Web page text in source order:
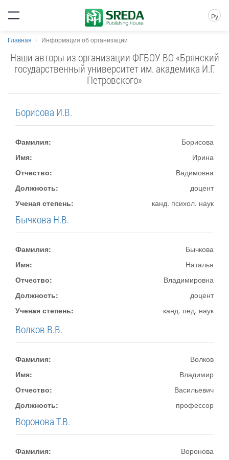
Ру
Главная Информация об организации
Наши авторы из организации ФГБОУ ВО «Брянский
государственный университет им. академика И.Г.
Петровского»
Борисова И.В.
Фамилия:
Борисова
Имя:
Ирина
Отчество:
Вадимовна
Должность:
доцент
Ученая степень:
канд. психол. наук
Бычкова Н.В.
Фамилия:
Бычкова
Имя:
Наталья
Отчество:
Владимировна
Должность:
доцент
Ученая степень:
канд. пед. наук
Волков В.В.
Фамилия:
Волков
Имя:
Владимир
Отчество:
Васильевич
Должность:
профессор
Воронова Т.В.
Фамилия:
Воронова